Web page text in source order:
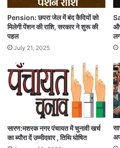
Pension: छपरा जेल में बंद कैदियों को
मिलेगी पेंशन की राशि, सरकार ने शुरू की
पहल
July 21, 2025
सारण:मशरक नगर पंचायत में चुनावी खर्च
का ब्यौरा दें उम्मीदवार , तिथि घोषित